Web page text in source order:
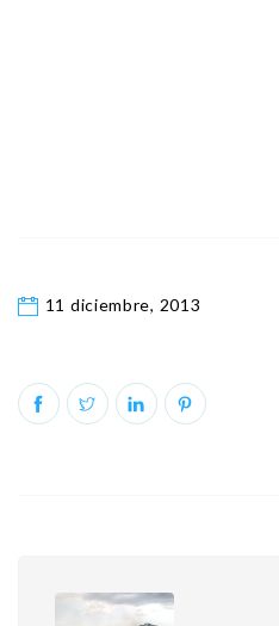
11 diciembre, 2013